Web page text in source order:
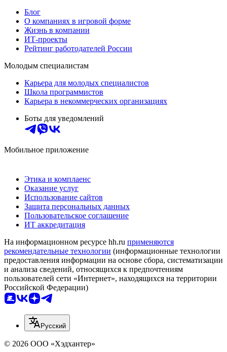
Блог
О компаниях в игровой форме
Жизнь в компании
ИТ-проекты
Рейтинг работодателей России
Молодым специалистам
Карьера для молодых специалистов
Школа программистов
Карьера в некоммерческих организациях
Боты для уведомлений
Мобильное приложение
Этика и комплаенс
Оказание услуг
Использование сайтов
Защита персональных данных
Пользовательское соглашение
ИТ аккредитация
На информационном ресурсе hh.ru применяются
рекомендательные технологии (информационные технологии
предоставления информации на основе сбора, систематизации
и анализа сведений, относящихся к предпочтениям
пользователей сети «Интернет», находящихся на территории
Российской Федерации)
Русский
© 2026 ООО «Хэдхантер»